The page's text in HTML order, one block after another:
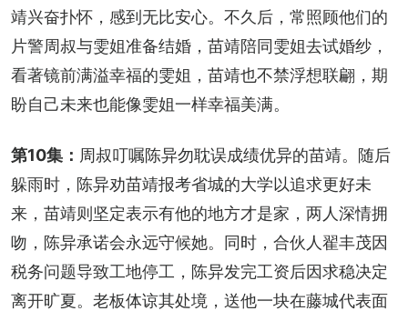
靖兴奋扑怀，感到无比安心。不久后，常照顾他们的
片警周叔与雯姐准备结婚，苗靖陪同雯姐去试婚纱，
看著镜前满溢幸福的雯姐，苗靖也不禁浮想联翩，期
盼自己未来也能像雯姐一样幸福美满。
第10集： 周叔叮嘱陈异勿耽误成绩优异的苗靖。随后
躲雨时，陈异劝苗靖报考省城的大学以追求更好未
来，苗靖则坚定表示有他的地方才是家，两人深情拥
吻，陈异承诺会永远守候她。同时，合伙人翟丰茂因
税务问题导致工地停工，陈异发完工资后因求稳决定
离开旷夏。老板体谅其处境，送他一块在藤城代表面